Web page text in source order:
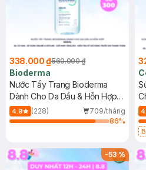
338.000 ₫560.000 ₫
Bioderma
Nước Tẩy Trang Bioderma
Dành Cho Da Dầu & Hỗn Hợp
500ml
4.9 (228)
709/tháng
86%
-53%